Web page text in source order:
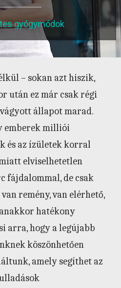
gyógymódok
– sokan azt hiszik,
után ez már csak régi
állapot marad.
emberek milliói
és az ízületek korral
elviselhetetlen
fájdalommal, de csak
remény, van elérhető,
hatékony
arra, hogy a legújabb
köszönhetően
amely segíthet az